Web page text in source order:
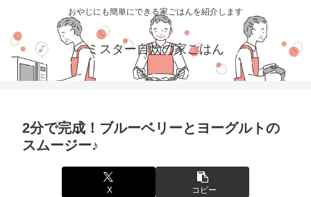
おやじにも簡単にできる家ごはんを紹介します
ミスター自炊の家ごはん
2分で完成！ブルーベリーとヨーグルトの
スムージー♪
X コピー